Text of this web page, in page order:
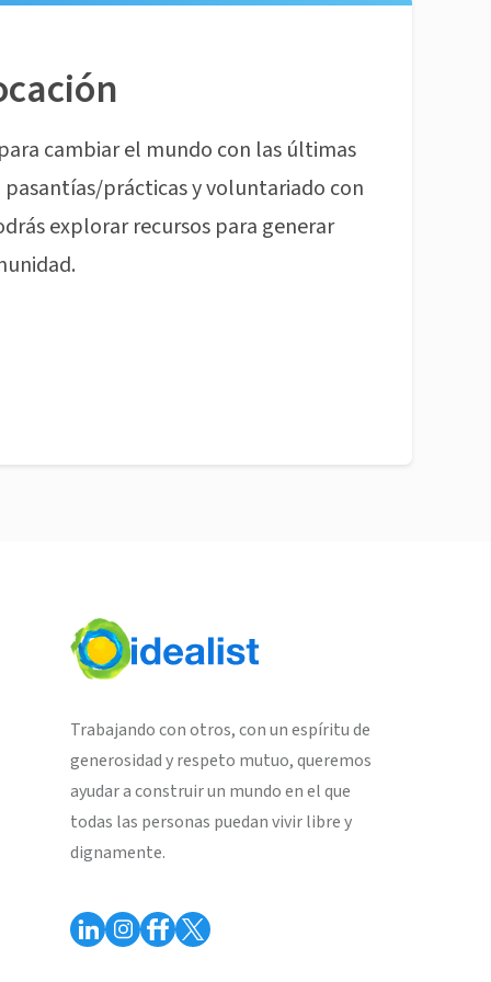
cambiar el mundo con las últimas
prácticas y voluntariado con
explorar recursos para generar
Trabajando con otros, con un espíritu de
generosidad y respeto mutuo, queremos
ayudar a construir un mundo en el que
todas las personas puedan vivir libre y
dignamente.